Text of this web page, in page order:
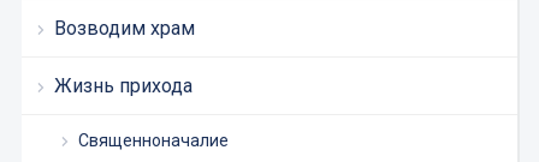
Возводим храм
Жизнь прихода
Священноначалие